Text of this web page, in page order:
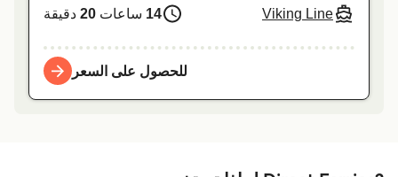
Viking Line
14ساعات20دقيقة
للحصول على السعر